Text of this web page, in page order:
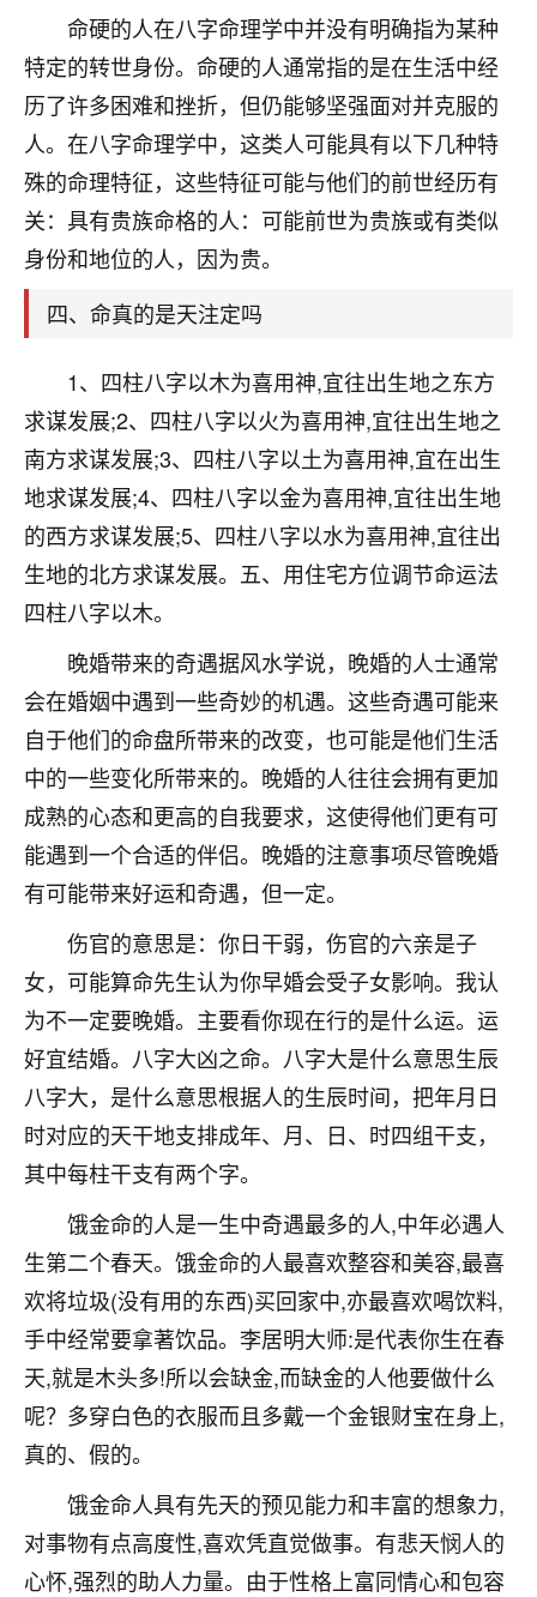
命硬的人在八字命理学中并没有明确指为某种
特定的转世身份。命硬的人通常指的是在生活中经
历了许多困难和挫折，但仍能够坚强面对并克服的
人。在八字命理学中，这类人可能具有以下几种特
殊的命理特征，这些特征可能与他们的前世经历有
关：具有贵族命格的人：可能前世为贵族或有类似
身份和地位的人，因为贵。
四、命真的是天注定吗
1、四柱八字以木为喜用神,宜往出生地之东方
求谋发展;2、四柱八字以火为喜用神,宜往出生地之
南方求谋发展;3、四柱八字以土为喜用神,宜在出生
地求谋发展;4、四柱八字以金为喜用神,宜往出生地
的西方求谋发展;5、四柱八字以水为喜用神,宜往出
生地的北方求谋发展。五、用住宅方位调节命运法
四柱八字以木。
晚婚带来的奇遇据风水学说，晚婚的人士通常
会在婚姻中遇到一些奇妙的机遇。这些奇遇可能来
自于他们的命盘所带来的改变，也可能是他们生活
中的一些变化所带来的。晚婚的人往往会拥有更加
成熟的心态和更高的自我要求，这使得他们更有可
能遇到一个合适的伴侣。晚婚的注意事项尽管晚婚
有可能带来好运和奇遇，但一定。
伤官的意思是：你日干弱，伤官的六亲是子
女，可能算命先生认为你早婚会受子女影响。我认
为不一定要晚婚。主要看你现在行的是什么运。运
好宜结婚。八字大凶之命。八字大是什么意思生辰
八字大，是什么意思根据人的生辰时间，把年月日
时对应的天干地支排成年、月、日、时四组干支，
其中每柱干支有两个字。
饿金命的人是一生中奇遇最多的人,中年必遇人
生第二个春天。饿金命的人最喜欢整容和美容,最喜
欢将垃圾(没有用的东西)买回家中,亦最喜欢喝饮料,
手中经常要拿著饮品。李居明大师:是代表你生在春
天,就是木头多!所以会缺金,而缺金的人他要做什么
呢？多穿白色的衣服而且多戴一个金银财宝在身上,
真的、假的。
饿金命人具有先天的预见能力和丰富的想象力,
对事物有点高度性,喜欢凭直觉做事。有悲天悯人的
心怀,强烈的助人力量。由于性格上富同情心和包容
我是做餐饮的，这两年，生意屡屡受挫，店开一家关
一家，要么生意不好，生意好的就出事。前些年攒的
家底快败光了，真是倒霉！我也想找人看看到底怎么
回事？
鹿森：你可以找老师看看，人有时不服命不行
啊！
太阳当空赵：我也做餐饮的，生意不算大，但
是我从找店开始都是找慧来老师跟进的，选
址、风水、还有开业日子，哪哪都看了，虽然
大环境不好，但是我家生意还可以，前几天又
刚找老师做了补财库，希望财运更好一点！
2小时前 来自海南 18
梦醒时分
我女儿高二叛逆，大半年不上学，一说她就要死要活
的，把我们两口子愁的不行，朋友给我推荐的慧来老
师，一开始我是病急乱投医，这半年来，法事一个个
做完，我女儿跟变了个人一样，不期望她能考多好的
大学，只要能安安稳稳的把书读了，身体心理都健健
康康的我就很知足了！
鹿森：可怜天下父母心啊！
3小时前 来自河北 16
付深
我是公司人事调整，有升迁机会，但同时竞争的我们
三个，找老师的时候是抱着侥幸心理，没想到老师看
着我晋升有望，我半信半疑的按照老师建议，做了化
太岁还有一个发钱粮，本来年前的人事调整，拖到年
职第一个就是我，职务无所谓，主要是底薪加了
3000，非常开心，无论如何，感恩感谢！🙏🏻
鹿森：恭喜升职加薪！！，请客吗？�
12小时前 来自北京 32
心心相印
我身体不太好，总是病病殃殃的，去检查又没什么大
题，后来无意中看到有人推荐慧来老师，跟老师聊过
之后，心情豁然开朗，也听老师建议，处理了一些因
果问题。今年以来，身体比以前好多，主要是心情好
了，老师说境随心转，现在深有体会了。
鹿森 ：是的，其实跟老师聊过之后，最大的感
触，首先就是心态会变好，万般皆是命，半点
不由人！
金白水清
我也想找老师看看，有没有人给个联系方式的啊？